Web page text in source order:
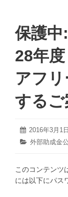
保護中
28年
アフ
するご
投
稿
2016年3月1日
カ
リ
ー:
外部助成金
このコンテンツ
には以下にパス